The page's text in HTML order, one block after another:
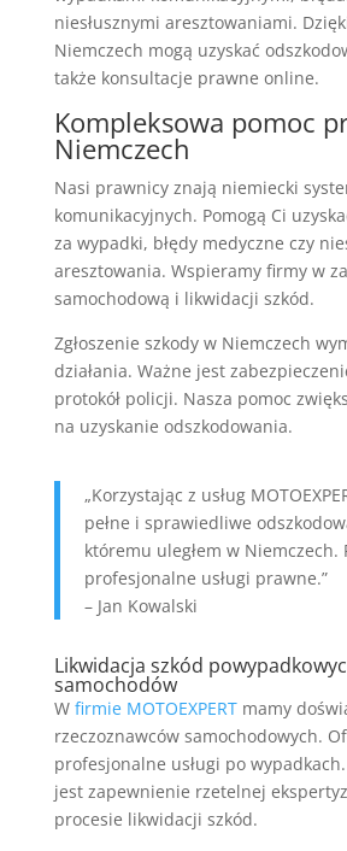
niesłusznymi aresztowaniami.
Niemczech mogą uzyskać
także konsultacje prawne online.
Kompleksowa pomoc
Niemczech
Nasi prawnicy znają niemiecki
komunikacyjnych. Pomogą Ci
za wypadki, błędy medyczne czy
aresztowania. Wspieramy firmy w
samochodową i likwidacji szkód.
Zgłoszenie szkody w Niemczech
działania. Ważne jest
protokół policji. Nasza pomoc
na uzyskanie odszkodowania.
„Korzystając z usług
pełne i sprawiedliwe
któremu uległem w Niemczech.
profesjonalne usługi prawne.”
– Jan Kowalski
Likwidacja szkód
samochodów
W firmie MOTOEXPERTmamy
rzeczoznawców samochodowych.
profesjonalne usługi po
jest zapewnienie rzetelnej
procesie likwidacji szkód.